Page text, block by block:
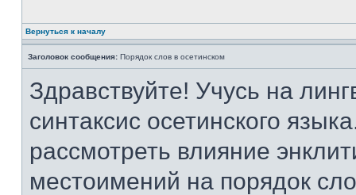
Вернуться к началу
Заголовок сообщения: Порядок слов в осетинском
Здравствуйте! Учусь на
синтаксис осетинского
рассмотреть влияние
местоимений на порядок